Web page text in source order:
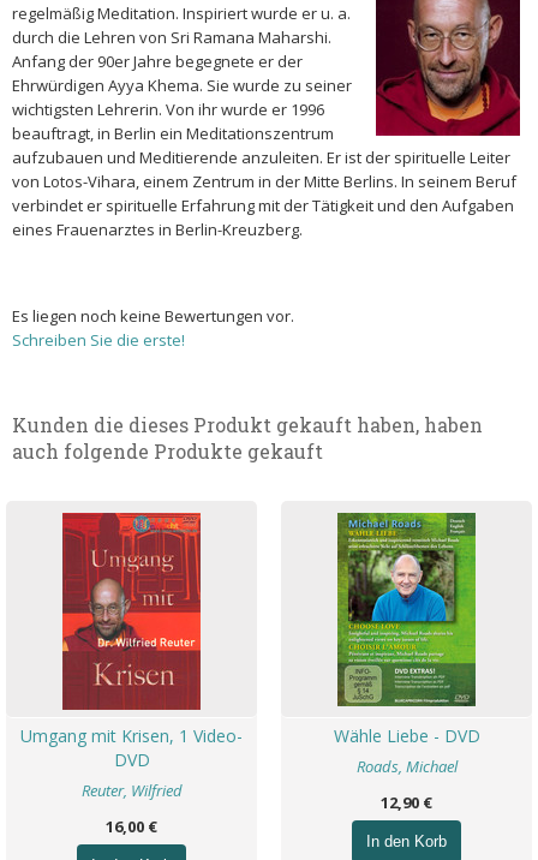
regelmäßig Meditation. Inspiriert wurde er u. a.
durch die Lehren von Sri Ramana Maharshi.
Anfang der 90er Jahre begegnete er der
Ehrwürdigen Ayya Khema. Sie wurde zu seiner
wichtigsten Lehrerin. Von ihr wurde er 1996
beauftragt, in Berlin ein Meditationszentrum
aufzubauen und Meditierende anzuleiten. Er ist der spirituelle Leiter
von Lotos-Vihara, einem Zentrum in der Mitte Berlins. In seinem Beruf
verbindet er spirituelle Erfahrung mit der Tätigkeit und den Aufgaben
eines Frauenarztes in Berlin-Kreuzberg.
Es liegen noch keine Bewertungen vor.
Schreiben Sie die erste!
Kunden die dieses Produkt gekauft haben, haben
auch folgende Produkte gekauft
Umgang mit Krisen, 1 Video-
DVD
Reuter, Wilfried
16,00 €
Wähle Liebe - DVD
Roads, Michael
12,90 €
In den Korb